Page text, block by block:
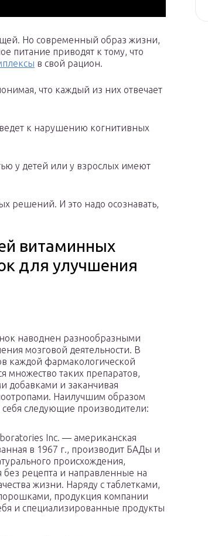
Но современный образ жизни,
питание приводят к тому, что
в свой рацион.
что каждый из них отвечает
к нарушению когнитивных
у детей или у взрослых имеют
решений. И это надо осознавать,
витаминных
для улучшения
наводнен разнообразными
мозговой деятельности. В
каждой фармакологической
множество таких препаратов,
добавками и заканчивая
Наилучшим образом
следующие производители:
Inc. — американская
в 1967 г., производит БАДы и
происхождения,
рецепта и направленные на
жизни. Наряду с таблетками,
продукция компании
и специализированные продукты